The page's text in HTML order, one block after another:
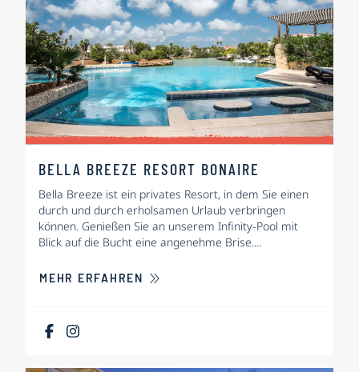
BELLA BREEZE RESORT BONAIRE
Bella Breeze ist ein privates Resort, in dem Sie einen
durch und durch erholsamen Urlaub verbringen
können. Genießen Sie an unserem Infinity-Pool mit
Blick auf die Bucht eine angenehme Brise....
MEHR ERFAHREN ÜBER BELLA BREEZE RESORT